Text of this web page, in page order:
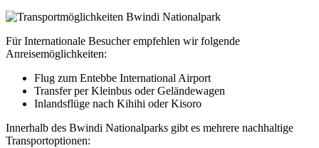
Für Internationale Besucher empfehlen wir folgende
Anreisemöglichkeiten:
Flug zum Entebbe International Airport
Transfer per Kleinbus oder Geländewagen
Inlandsflüge nach Kihihi oder Kisoro
Innerhalb des Bwindi Nationalparks gibt es mehrere nachhaltige
Transportoptionen: